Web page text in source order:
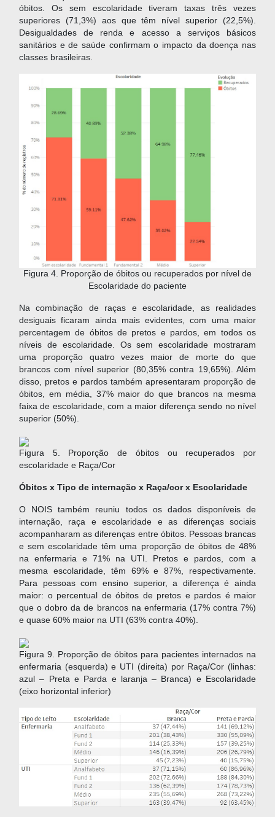
óbitos. Os sem escolaridade tiveram taxas três vezes
superiores (71,3%) aos que têm nível superior (22,5%).
Desigualdades de renda e acesso a serviços básicos
sanitários e de saúde confirmam o impacto da doença nas
classes brasileiras.
Figura 4. Proporção de óbitos ou recuperados por nível de
Escolaridade do paciente
Na combinação de raças e escolaridade, as realidades
desiguais ficaram ainda mais evidentes, com uma maior
percentagem de óbitos de pretos e pardos, em todos os
níveis de escolaridade. Os sem escolaridade mostraram
uma proporção quatro vezes maior de morte do que
brancos com nível superior (80,35% contra 19,65%). Além
disso, pretos e pardos também apresentaram proporção de
óbitos, em média, 37% maior do que brancos na mesma
faixa de escolaridade, com a maior diferença sendo no nível
superior (50%).
Figura 5. Proporção de óbitos ou recuperados por
escolaridade e Raça/Cor
Óbitos x Tipo de internação x Raça/cor x Escolaridade
O NOIS também reuniu todos os dados disponíveis de
internação, raça e escolaridade e as diferenças sociais
acompanharam as diferenças entre óbitos. Pessoas brancas
e sem escolaridade têm uma proporção de óbitos de 48%
na enfermaria e 71% na UTI. Pretos e pardos, com a
mesma escolaridade, têm 69% e 87%, respectivamente.
Para pessoas com ensino superior, a diferença é ainda
maior: o percentual de óbitos de pretos e pardos é maior
que o dobro da de brancos na enfermaria (17% contra 7%)
e quase 60% maior na UTI (63% contra 40%).
Figura 9. Proporção de óbitos para pacientes internados na
enfermaria (esquerda) e UTI (direita) por Raça/Cor (linhas:
azul – Preta e Parda e laranja – Branca) e Escolaridade
(eixo horizontal inferior)